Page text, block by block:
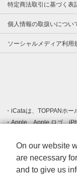
特定商法取引に基づく表
個人情報の取扱いについ
ソーシャルメディア利用
iCataは、TOPPANホー
Apple、Apple ロゴ、
登録された Apple Inc.
クです。
Android、Google Play
す。
Windows は Microsoft
On our website
are necessary
and to give us